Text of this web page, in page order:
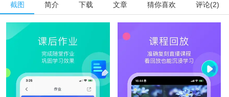
截图 简介 下载 文章 猜你喜欢 评论(2)